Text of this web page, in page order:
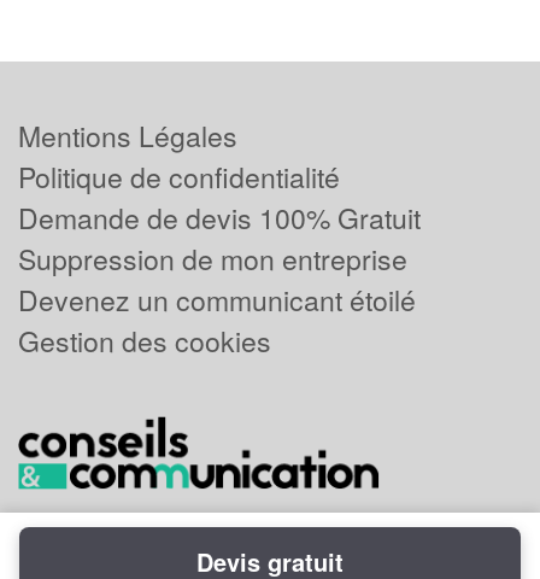
Mentions Légales
Politique de confidentialité
Demande de devis 100% Gratuit
Suppression de mon entreprise
Devenez un communicant étoilé
Gestion des cookies
Devis gratuit